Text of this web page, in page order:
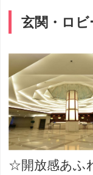
玄関・ロビ
☆開放感あふ